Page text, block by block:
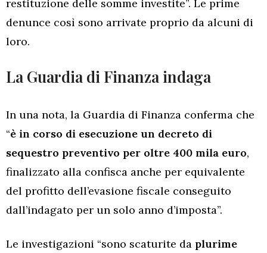
restituzione delle somme investite”. Le prime
denunce così sono arrivate proprio da alcuni di
loro.
La Guardia di Finanza indaga
In una nota, la Guardia di Finanza conferma che
“è in corso di esecuzione un decreto di
sequestro preventivo per oltre 400 mila euro,
finalizzato alla confisca anche per equivalente
del profitto dell’evasione fiscale conseguito
dall’indagato per un solo anno d’imposta”.
Le investigazioni “sono scaturite da plurime